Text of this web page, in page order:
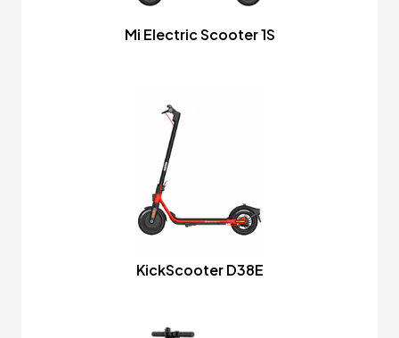
Mi Electric Scooter 1S
KickScooter D38E